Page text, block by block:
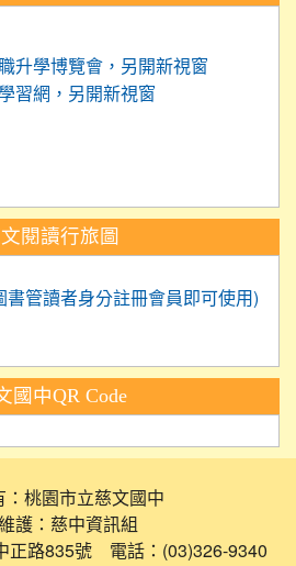
閱讀行旅圖
書管讀者身分註冊會員即可使用)
國中QR Code
：桃園市立慈文國中
護：慈中資訊組
正路835號 電話：(03)326-9340